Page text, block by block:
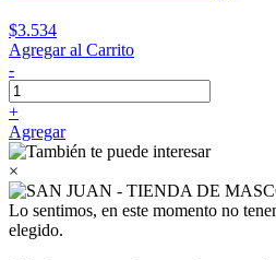
$3.534
Agregar al Carrito
-
+
Agregar
×
Lo sentimos, en este momento no
elegido.